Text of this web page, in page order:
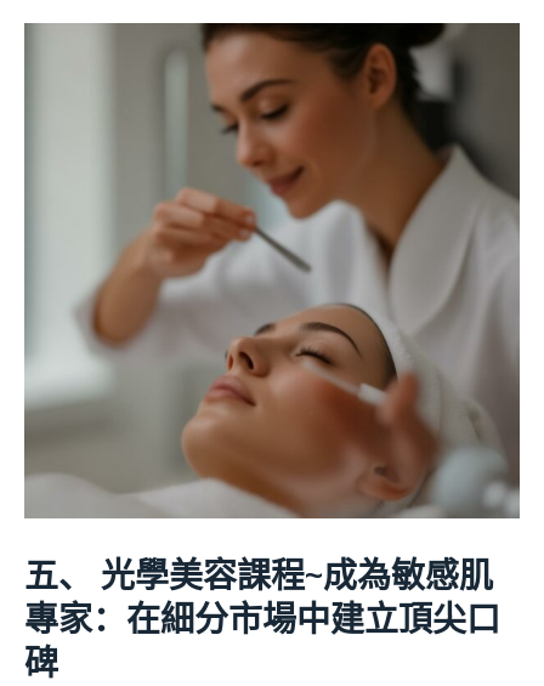
五、 光學美容課程~成為敏感肌
專家：在細分市場中建立頂尖口
碑